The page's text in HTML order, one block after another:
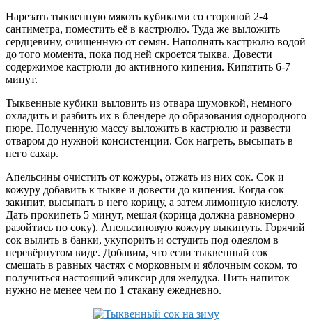
Нарезать тыквенную мякоть кубиками со стороной 2-4
сантиметра, поместить её в кастрюлю. Туда же выложить
сердцевину, очищенную от семян. Наполнять кастрюлю водой
до того момента, пока под ней скроется тыква. Довести
содержимое кастрюли до активного кипения. Кипятить 6-7
минут.
Тыквенные кубики выловить из отвара шумовкой, немного
охладить и разбить их в блендере до образования однородного
пюре. Полученную массу выложить в кастрюлю и развести
отваром до нужной консистенции. Сок нагреть, высыпать в
него сахар.
Апельсины очистить от кожуры, отжать из них сок. Сок и
кожуру добавить к тыкве и довести до кипения. Когда сок
закипит, высыпать в него корицу, а затем лимонную кислоту.
Дать прокипеть 5 минут, мешая (корица должна равномерно
разойтись по соку). Апельсиновую кожуру выкинуть. Горячий
сок вылить в банки, укупорить и остудить под одеялом в
перевёрнутом виде. Добавим, что если тыквенный сок
смешать в равных частях с морковным и яблочным соком, то
получиться настоящий эликсир для желудка. Пить напиток
нужно не менее чем по 1 стакану ежедневно.